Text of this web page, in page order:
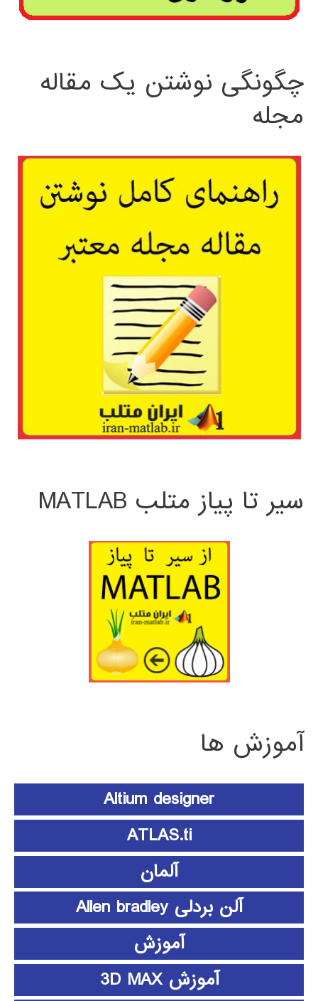
چگونگی نوشتن یک مقاله
مجله
سیر تا پیاز متلب MATLAB
آموزش ها
Altium designer
ATLAS.ti
آلمان
آلن بردلی Allen bradley
آموزش
آموزش 3D MAX